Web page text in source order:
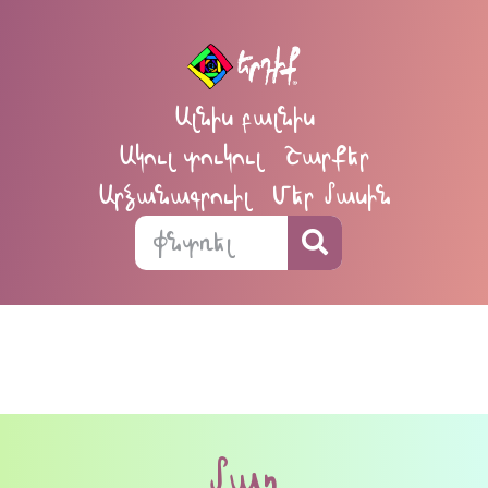
Ալնիս բալնիս
Ակուլ տուկուլ
Շարքեր
Արձանագրուիլ
Մեր մասին